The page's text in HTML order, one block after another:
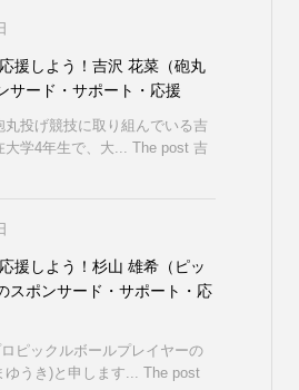
援しよう！吉沢 花菜（砲丸
サード・サポート・応援
丸投げ競技に取り組んでいる吉
大学4年生で、大... The post 吉
援しよう！杉山 雄希（ピッ
スポンサード・サポート・応
ピックルボールプレイヤーの
ゆうき)と申します... The post